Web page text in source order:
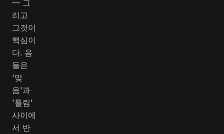
— 그
리고
그것이
핵심이
다. 음
들은
'맞
음'과
'틀림'
사이에
서 반